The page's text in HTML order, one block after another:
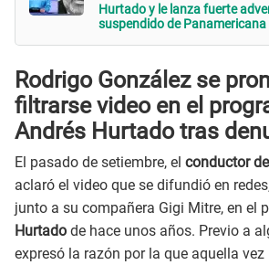
Hurtado y le lanza fuerte
suspendido de Panamericana
Rodrigo González se
filtrarse video en el
Andrés Hurtado tras
El pasado de setiembre, el conductor
aclaró el video que se difundió en
junto a su compañera Gigi Mitre, en el p
Hurtado de hace unos años. Previo a
expresó la razón por la que aquella